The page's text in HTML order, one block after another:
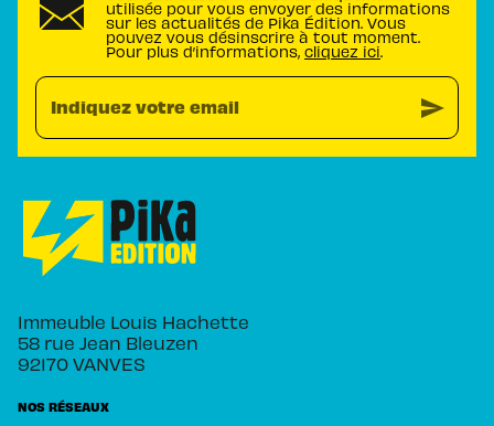
utilisée pour vous envoyer des informations
sur les actualités de Pika Édition. Vous
pouvez vous désinscrire à tout moment.
Pour plus d’informations, cliquez ici.
Indiquez votre email send
Immeuble Louis Hachette
58 rue Jean Bleuzen
92170 VANVES
NOS RÉSEAUX